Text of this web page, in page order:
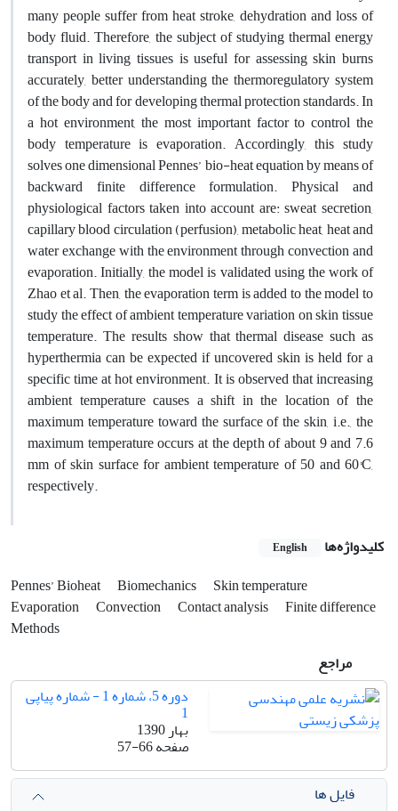
many people suffer from heat stroke, dehydration and loss of
body fluid. Therefore, the subject of studying thermal energy
transport in living tissues is useful for assessing skin burns
accurately, better understanding the thermoregulatory system
of the body and for developing thermal protection standards. In
a hot environment, the most important factor to control the
body temperature is evaporation. Accordingly, this study
solves one dimensional Pennes’ bio-heat equation by means of
backward finite difference formulation. Physical and
physiological factors taken into account are: sweat secretion,
capillary blood circulation (perfusion), metabolic heat, heat and
water exchange with the environment through convection and
evaporation. Initially, the model is validated using the work of
Zhao et al. Then, the evaporation term is added to the model to
study the effect of ambient temperature variation on skin tissue
temperature. The results show that thermal disease such as
hyperthermia can be expected if uncovered skin is held for a
specific time at hot environment. It is observed that increasing
ambient temperature causes a shift in the location of the
maximum temperature toward the surface of the skin, i.e., the
maximum temperature occurs at the depth of about 9 and 7.6
mm of skin surface for ambient temperature of 50 and 60°C,
respectively.
کلیدواژه‌ها English
Pennes’ Bioheat Biomechanics
Skin temperature
Evaporation
Convection Contact analysis
Finite difference
Methods
مراجع
دوره 5، شماره 1 - شماره پیاپی
1
بهار 1390
صفحه57-66
فایل ها